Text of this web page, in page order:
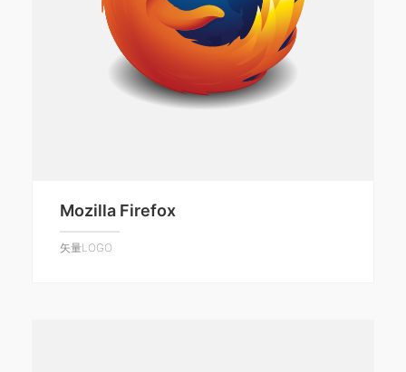
Mozilla Firefox
矢量LOGO